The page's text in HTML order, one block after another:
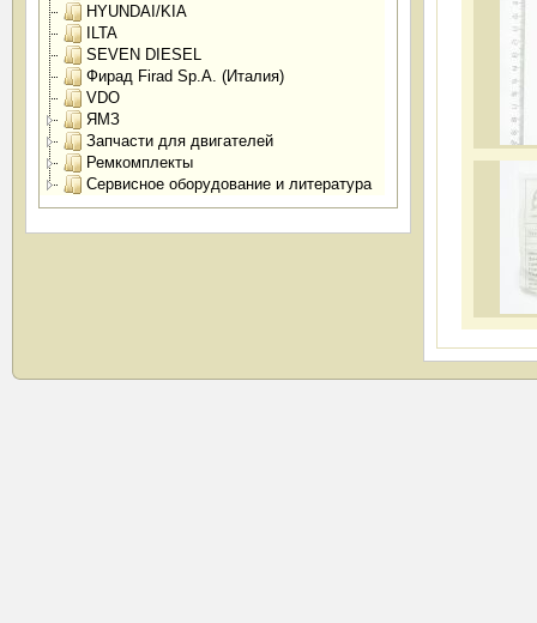
HYUNDAI/KIA
ILTA
SEVEN DIESEL
Фирад Firad Sp.A. (Италия)
VDO
ЯМЗ
Запчасти для двигателей
Ремкомплекты
Сервисное оборудование и литература